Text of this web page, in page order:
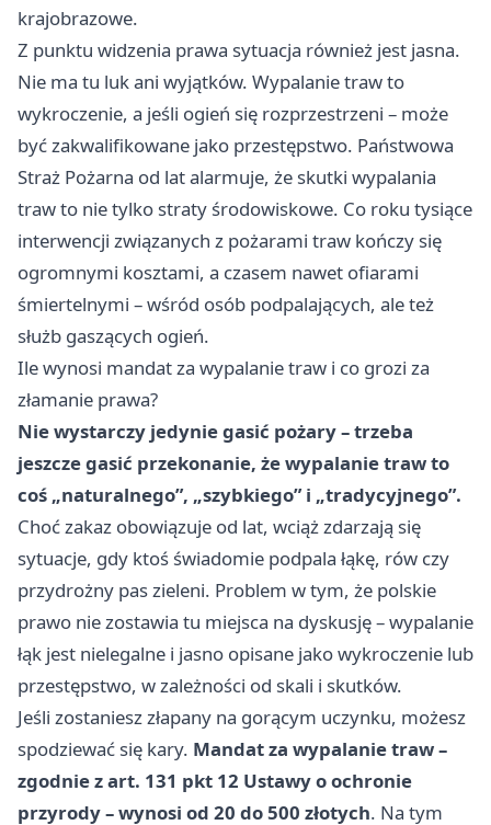
krajobrazowe.
Z punktu widzenia prawa sytuacja również jest jasna.
Nie ma tu luk ani wyjątków. Wypalanie traw to
wykroczenie, a jeśli ogień się rozprzestrzeni – może
być zakwalifikowane jako przestępstwo. Państwowa
Straż Pożarna od lat alarmuje, że skutki wypalania
traw to nie tylko straty środowiskowe. Co roku tysiące
interwencji związanych z pożarami traw kończy się
ogromnymi kosztami, a czasem nawet ofiarami
śmiertelnymi – wśród osób podpalających, ale też
służb gaszących ogień.
Ile wynosi mandat za wypalanie traw i co grozi za
złamanie prawa?
Nie wystarczy jedynie gasić pożary – trzeba
jeszcze gasić przekonanie, że wypalanie traw to
coś „naturalnego”, „szybkiego” i „tradycyjnego”.
Choć zakaz obowiązuje od lat, wciąż zdarzają się
sytuacje, gdy ktoś świadomie podpala łąkę, rów czy
przydrożny pas zieleni. Problem w tym, że polskie
prawo nie zostawia tu miejsca na dyskusję – wypalanie
łąk jest nielegalne i jasno opisane jako wykroczenie lub
przestępstwo, w zależności od skali i skutków.
Jeśli zostaniesz złapany na gorącym uczynku, możesz
spodziewać się kary. Mandat za wypalanie traw –
zgodnie z art. 131 pkt 12 Ustawy o ochronie
przyrody – wynosi od 20 do 500 złotych. Na tym